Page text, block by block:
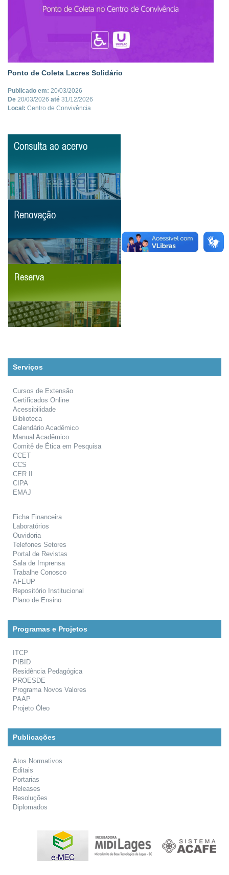
Ponto de Coleta Lacres Solidário
Publicado em: 20/03/2026
De 20/03/2026 até 31/12/2026
Local: Centro de Convivência
Serviços
Cursos de Extensão
Certificados Online
Acessibilidade
Biblioteca
Calendário Acadêmico
Manual Acadêmico
Comitê de Ética em Pesquisa
CCET
CCS
CER II
CIPA
EMAJ
Ficha Financeira
Laboratórios
Ouvidoria
Telefones Setores
Portal de Revistas
Sala de Imprensa
Trabalhe Conosco
AFEUP
Repositório Institucional
Plano de Ensino
Programas e Projetos
ITCP
PIBID
Residência Pedagógica
PROESDE
Programa Novos Valores
PAAP
Projeto Óleo
Publicações
Atos Normativos
Editais
Portarias
Releases
Resoluções
Diplomados